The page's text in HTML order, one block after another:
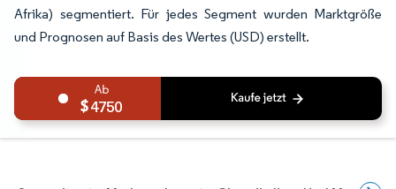
Afrika) segmentiert. Für jedes Segment wurden Marktgröße
und Prognosen auf Basis des Wertes (USD) erstellt.
4750